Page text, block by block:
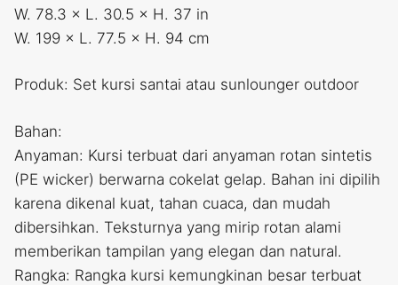
W. 78.3 × L. 30.5 × H. 37 in
W. 199 × L. 77.5 × H. 94 cm
Produk: Set kursi santai atau sunlounger outdoor
Bahan:
Anyaman: Kursi terbuat dari anyaman rotan sintetis
(PE wicker) berwarna cokelat gelap. Bahan ini dipilih
karena dikenal kuat, tahan cuaca, dan mudah
dibersihkan. Teksturnya yang mirip rotan alami
memberikan tampilan yang elegan dan natural.
Rangka: Rangka kursi kemungkinan besar terbuat